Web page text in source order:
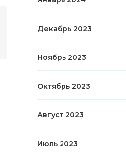
Декабрь 2023
Ноябрь 2023
Октябрь 2023
Август 2023
Июль 2023